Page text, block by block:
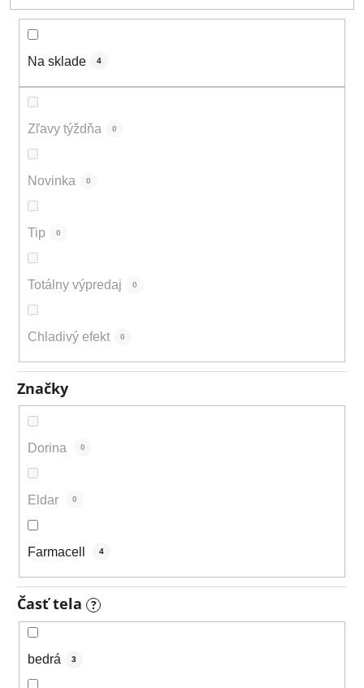
k
Na sklade 4
Zľavy týždňa 0
Novinka 0
Tip 0
Totálny výpredaj 0
Chladivý efekt 0
Značky
Dorina 0
Eldar 0
Farmacell 4
Časť tela ?
bedrá 3